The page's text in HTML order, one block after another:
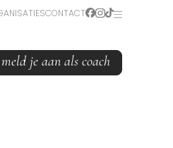
CONTACT
meld je aan als coach